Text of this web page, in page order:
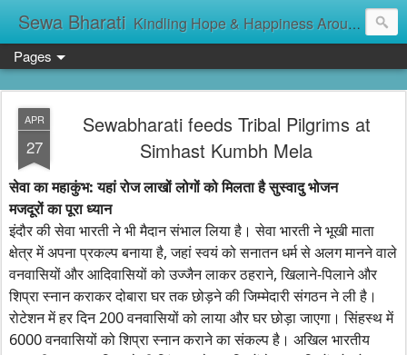
Sewa Bharati Kindling Hope & Happiness Around सेवा भारती சேவாபாரதி సేవా భారతి സേവാഭാരതി સેવા ભારતી সেবা ভাঁরাটি
Pages
APR
27
Sewabharati feeds Tribal Pilgrims at
Simhast Kumbh Mela
सेवा का महाकुंभ: यहां रोज लाखों लोगों को मिलता है सुस्वादु भोजन
मजदूरों का पूरा ध्यान
इंदौर की सेवा भारती ने भी मैदान संभाल लिया है। सेवा भारती ने भूखी माता
क्षेत्र में अपना प्रकल्प बनाया है, जहां स्वयं को सनातन धर्म से अलग मानने वाले
वनवासियों और आदिवासियों को उज्जैन लाकर ठहराने, खिलाने-पिलाने और
शिप्रा स्नान कराकर दोबारा घर तक छोड़ने की जिम्मेदारी संगठन ने ली है।
रोटेशन में हर दिन 200 वनवासियों को लाया और घर छोड़ा जाएगा। सिंहस्थ में
6000 वनवासियों को शिप्रा स्नान कराने का संकल्प है। अखिल भारतीय